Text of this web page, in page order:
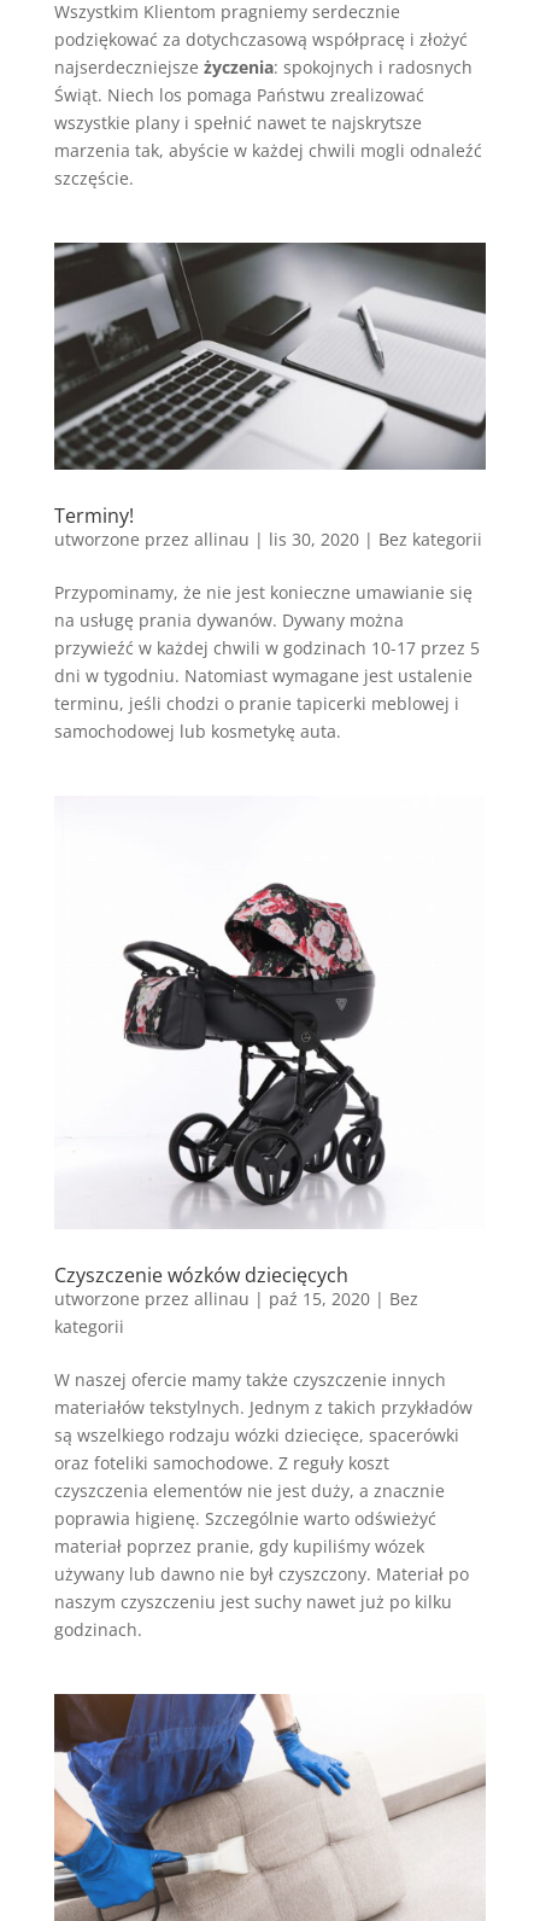
Wszystkim Klientom pragniemy serdecznie
podziękować za dotychczasową współpracę i złożyć
najserdeczniejsze życzenia: spokojnych i radosnych
Świąt. Niech los pomaga Państwu zrealizować
wszystkie plany i spełnić nawet te najskrytsze
marzenia tak, abyście w każdej chwili mogli odnaleźć
szczęście.
Terminy!
utworzone przez allinau | lis 30, 2020| Bez kategorii
Przypominamy, że nie jest konieczne umawianie się
na usługę prania dywanów. Dywany można
przywieźć w każdej chwili w godzinach 10-17 przez 5
dni w tygodniu. Natomiast wymagane jest ustalenie
terminu, jeśli chodzi o pranie tapicerki meblowej i
samochodowej lub kosmetykę auta.
Czyszczenie wózków dziecięcych
utworzone przez allinau | paź 15, 2020| Bez
kategorii
W naszej ofercie mamy także czyszczenie innych
materiałów tekstylnych. Jednym z takich przykładów
są wszelkiego rodzaju wózki dziecięce, spacerówki
oraz foteliki samochodowe. Z reguły koszt
czyszczenia elementów nie jest duży, a znacznie
poprawia higienę. Szczególnie warto odświeżyć
materiał poprzez pranie, gdy kupiliśmy wózek
używany lub dawno nie był czyszczony. Materiał po
naszym czyszczeniu jest suchy nawet już po kilku
godzinach.